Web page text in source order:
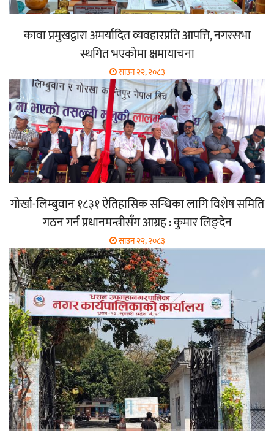
कावा प्रमुखद्वारा अमर्यादित व्यवहारप्रति आपत्ति, नगरसभा
स्थगित भएकोमा क्षमायाचना
साउन २२, २०८३
गोर्खा-लिम्बुवान १८३१ ऐतिहासिक सन्धिका लागि विशेष समिति
गठन गर्न प्रधानमन्त्रीसँग आग्रह : कुमार लिङ्देन
साउन २२, २०८३